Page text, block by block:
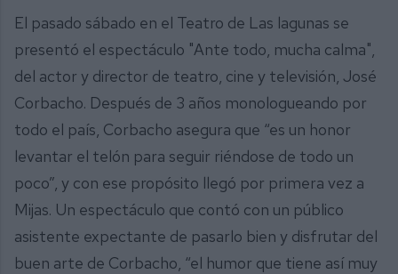
El pasado sábado en el Teatro de Las lagunas se
presentó el espectáculo "Ante todo, mucha calma",
del actor y director de teatro, cine y televisión, José
Corbacho. Después de 3 años monologueando por
todo el país, Corbacho asegura que “es un honor
levantar el telón para seguir riéndose de todo un
poco”, y con ese propósito llegó por primera vez a
Mijas. Un espectáculo que contó con un público
asistente expectante de pasarlo bien y disfrutar del
buen arte de Corbacho, “el humor que tiene así muy